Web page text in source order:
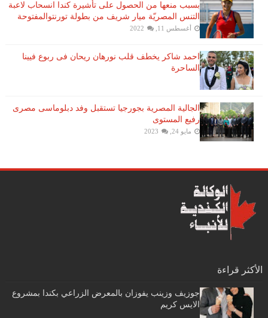
بسبب منعها من الحصول على تأشيرة كندا انسحاب لاعبة ​
التنس​ المصريّة ​ميار شريف​ من بطولة ​تورنتو​المفتوحة
أغسطس 11, 2022
احمد شاكر يخطف قلب نورهان ريحان فى ربوع فيينا
الساحرة
الجالية المصرية بجورجيا تستقبل وفد دبلوماسى مصرى
رفيع المستوى
مايو 24, 2023
الأكثر قراءة
جوزيف وزينب يفوزان بالمعرض الزراعي بكندا بمشروع
الايس كريم